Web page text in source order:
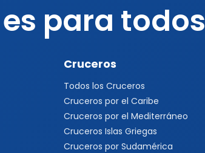
para todos
Cruceros
Todos los Cruceros
Cruceros por el Caribe
Cruceros por el Mediterráneo
Cruceros Islas Griegas
Cruceros por Sudamérica